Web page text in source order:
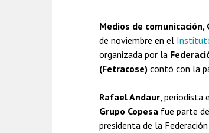
Medios de
de noviembre en el
organizada por la
(Fetracose) contó con la
Rafael Andaur, periodista
Grupo Copesa fue parte
presidenta de la